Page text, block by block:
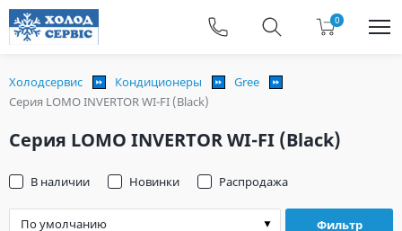
0
Холодсервис Кондиционеры
Gree
Серия LOMO INVERTOR WI-FI (Black)
Серия LOMO INVERTOR WI-FI (Black)
Фильтр
В наличии Новинки Распродажа